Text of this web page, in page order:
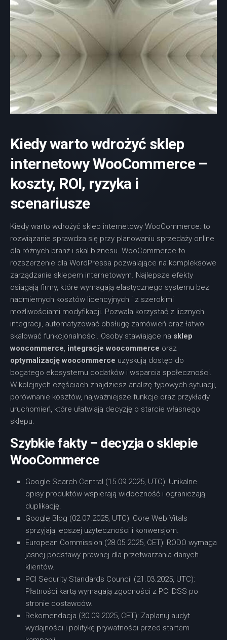
Kiedy warto wdrożyć sklep
internetowy WooCommerce –
koszty, ROI, ryzyka i
scenariusze
Kiedy warto wdrożyć sklep internetowy WooCommerce: to
rozwiązanie sprawdza się przy planowaniu sprzedaży online
dla różnych branż i skal biznesu. WooCommerce to
rozszerzenie dla WordPressa pozwalające na kompleksowe
zarządzanie sklepem internetowym. Najlepsze efekty
osiągają firmy, które wymagają elastycznego systemu bez
nadmiernych kosztów licencyjnych i z szerokimi
możliwościami modyfikacji. Pozwala korzystać z licznych
integracji, automatyzować obsługę zamówień oraz łatwo
skalować funkcjonalności. Osoby stawiające na sklep
woocommerce, integracje woocommerce oraz
optymalizację woocommerce uzyskują dostęp do
bogatego ekosystemu dodatków i wsparcia społeczności.
W kolejnych częściach znajdziesz analizę typowych sytuacji,
porównanie kosztów, najważniejsze funkcje oraz przykłady
uruchomień, które ułatwiają decyzję o starcie własnego
sklepu.
Szybkie fakty – decyzja o sklepie
WooCommerce
Google Search Central (15.09.2025, UTC): Unikalne
opisy produktów wspierają widoczność i ograniczają
duplikację.
Google Blog (02.07.2025, UTC): Core Web Vitals
sprzyjają lepszej użyteczności i konwersjom.
European Commission (28.05.2025, CET): RODO wymaga
jasnej podstawy prawnej dla przetwarzania danych
klientów.
PCI Security Standards Council (21.03.2025, UTC):
Płatności kartą wymagają zgodności z PCI DSS po
stronie dostawców.
Rekomendacja (30.09.2025, CET): Zaplanuj audyt
wydajności i politykę prywatności przed startem